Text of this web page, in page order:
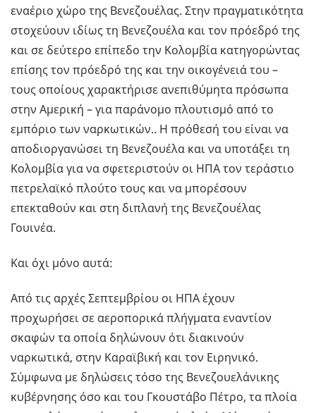
εναέριο χώρο της Βενεζουέλας. Στην πραγματικότητα
στοχεύουν ιδίως τη Βενεζουέλα και τον πρόεδρό της
και σε δεύτερο επίπεδο την Κολομβία κατηγορώντας
επίσης τον πρόεδρό της και την οικογένειά του –
τους οποίους χαρακτήρισε ανεπιθύμητα πρόσωπα
στην Αμερική – για παράνομο πλουτισμό από το
εμπόριο των ναρκωτικών.. Η πρόθεσή του είναι να
αποδιοργανώσει τη Βενεζουέλα και να υποτάξει τη
Κολομβία για να σφετεριστούν οι ΗΠΑ τον τεράστιο
πετρελαϊκό πλούτο τους και να μπορέσουν
επεκταθούν και στη διπλανή της Βενεζουέλας
Γουινέα.
Και όχι μόνο αυτά:
Από τις αρχές Σεπτεμβρίου οι ΗΠΑ έχουν
προχωρήσει σε αεροπορικά πλήγματα εναντίον
σκαφών τα οποία δηλώνουν ότι διακινούν
ναρκωτικά, στην Καραϊβική και τον Ειρηνικό.
Σύμφωνα με δηλώσεις τόσο της Βενεζουελάνικης
κυβέρνησης όσο και του Γκουστάβο Πέτρο, τα πλοία